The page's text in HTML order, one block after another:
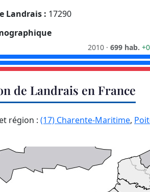
Landrais : 17290
2010 · 699 hab.
de Landrais en France
région : (17) Charente-Maritime,